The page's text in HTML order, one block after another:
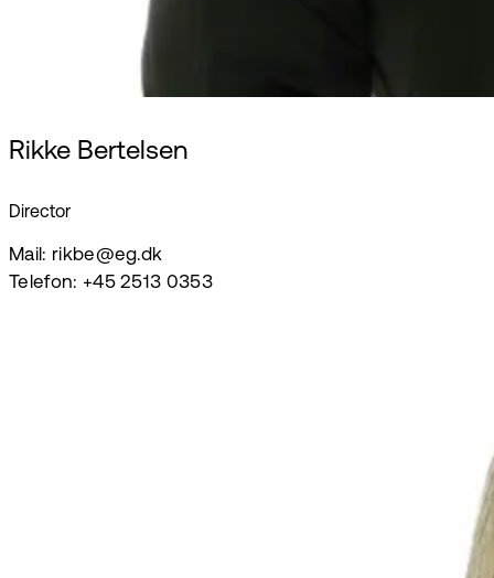
Rikke Bertelsen
Director
Mail: rikbe@eg.dk
Telefon: +45 2513 0353